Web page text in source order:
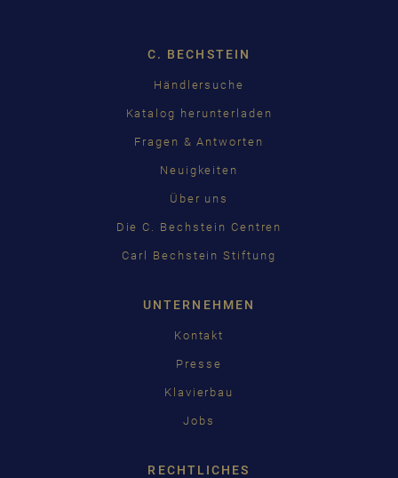
C. BECHSTEIN
Händlersuche
Katalog herunterladen
Fragen & Antworten
Neuigkeiten
Über uns
Die C. Bechstein Centren
Carl Bechstein Stiftung
UNTERNEHMEN
Kontakt
Presse
Klavierbau
Jobs
RECHTLICHES